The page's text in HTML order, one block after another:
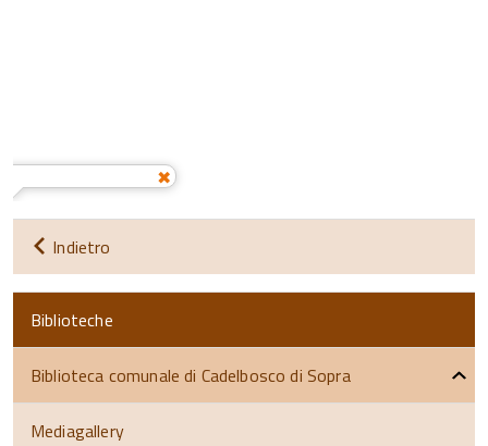
Indietro
Biblioteche
Biblioteca comunale di Cadelbosco di Sopra
Mediagallery